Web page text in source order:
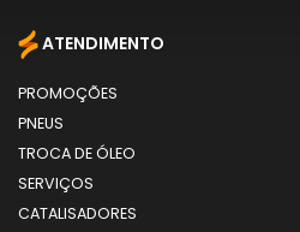
ATENDIMENTO
PROMOÇÕES
PNEUS
TROCA DE ÓLEO
SERVIÇOS
CATALISADORES